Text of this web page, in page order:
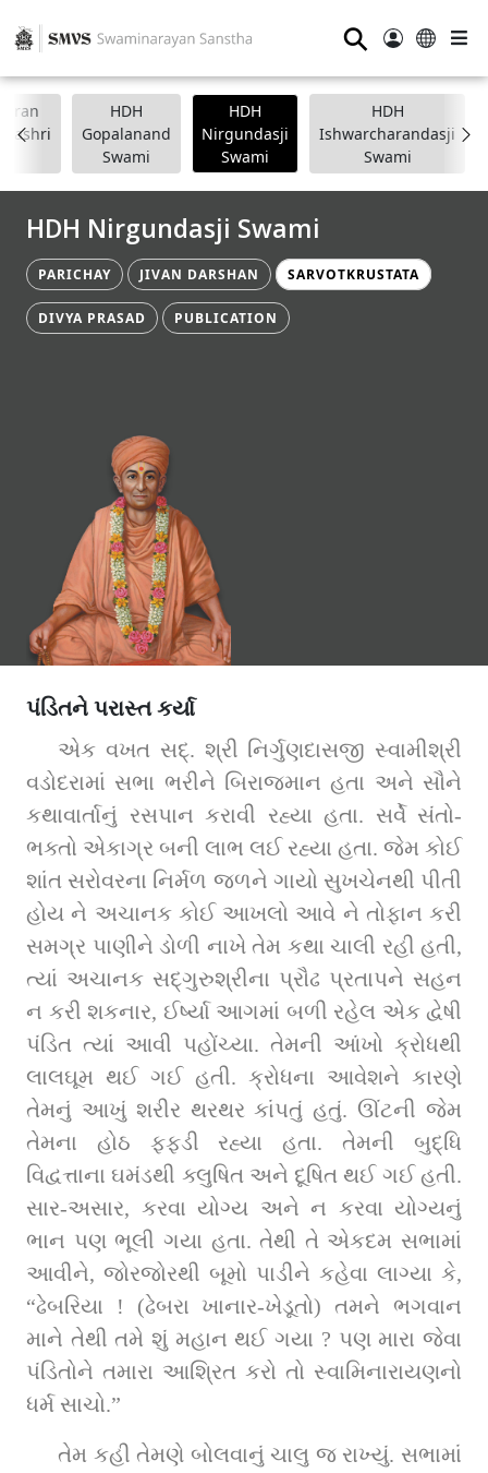
⚲
HDH
Gopalanand
Swami
HDH
Nirgundasji
Swami
HDH
Ishwarcharandasji
Swami
HDH Nirgundasji Swami
PARICHAY JIVAN DARSHAN SARVOTKRUSTATA
DIVYA PRASAD PUBLICATION
પંડિતને પરાસ્ત કર્યા
એક વખત સદ્‌. શ્રી નિર્ગુણદાસજી સ્વામીશ્રી
વડોદરામાં સભા ભરીને બિરાજમાન હતા અને સૌને
કથાવાર્તાનું રસપાન કરાવી રહ્યા હતા. સર્વે સંતો-
ભક્તો એકાગ્ર બની લાભ લઈ રહ્યા હતા. જેમ કોઈ
શાંત સરોવરના નિર્મળ જળને ગાયો સુખચેનથી પીતી
હોય ને અચાનક કોઈ આખલો આવે ને તોફાન કરી
સમગ્ર પાણીને ડોળી નાખે તેમ કથા ચાલી રહી હતી,
ત્યાં અચાનક સદ્‌ગુરુશ્રીના પ્રૌઢ પ્રતાપને સહન
ન કરી શકનાર, ઈર્ષ્યા આગમાં બળી રહેલ એક દ્વેષી
પંડિત ત્યાં આવી પહોંચ્યા. તેમની આંખો ક્રોધથી
લાલઘૂમ થઈ ગઈ હતી. ક્રોધના આવેશને કારણે
તેમનું આખું શરીર થરથર કાંપતું હતું. ઊંટની જેમ
તેમના હોઠ ફફડી રહ્યા હતા. તેમની બુદ્ધિ
વિદ્વત્તાના ઘમંડથી ક્લુષિત અને દૂષિત થઈ ગઈ હતી.
સાર-અસાર, કરવા યોગ્ય અને ન કરવા યોગ્યનું
ભાન પણ ભૂલી ગયા હતા. તેથી તે એકદમ સભામાં
આવીને, જોરજોરથી બૂમો પાડીને કહેવા લાગ્યા કે,
“ઢેબરિયા ! (ઢેબરા ખાનાર-ખેડૂતો) તમને ભગવાન
માને તેથી તમે શું મહાન થઈ ગયા ? પણ મારા જેવા
પંડિતોને તમારા આશ્રિત કરો તો સ્વામિનારાયણનો
ધર્મ સાચો.”
તેમ કહી તેમણે બોલવાનું ચાલુ જ રાખ્યું. સભામાં